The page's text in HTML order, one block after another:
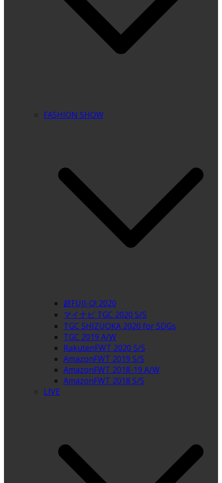
FASHION SHOW
超FUJI-Q! 2020
マイナビ TGC 2020 S/S
TGC SHIZUOKA 2020 for SDGs
TGC 2019 A/W
RakutenFWT 2020 S/S
AmazonFWT 2019 S/S
AmazonFWT 2018-19 A/W
AmazonFWT 2018 S/S
LIVE